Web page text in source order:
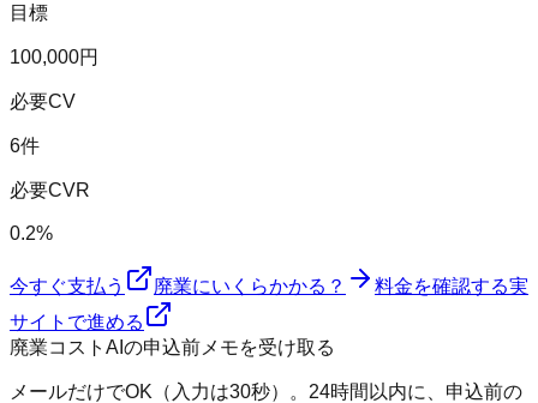
目標
100,000円
必要CV
6件
必要CVR
0.2%
今すぐ支払う 廃業にいくらかかる？ 料金を確認する実
サイトで進める
廃業コストAIの申込前メモを受け取る
メールだけでOK（入力は30秒）。24時間以内に、申込前の